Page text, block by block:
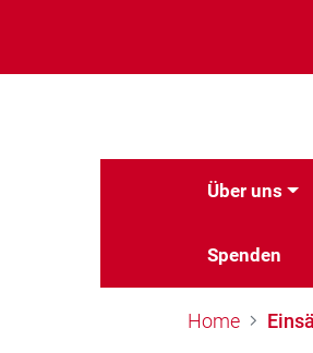
Über uns
Spenden
Home